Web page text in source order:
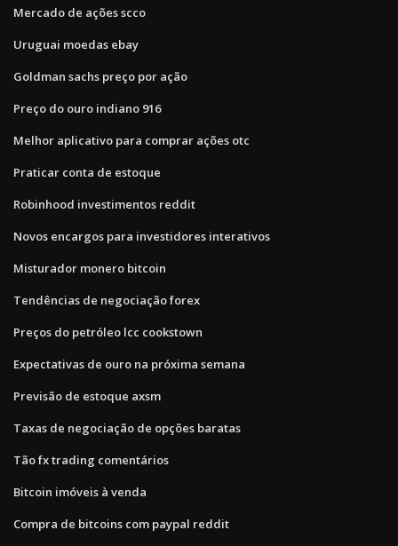
Mercado de ações scco
Uruguai moedas ebay
Goldman sachs preço por ação
Preço do ouro indiano 916
Melhor aplicativo para comprar ações otc
Praticar conta de estoque
Robinhood investimentos reddit
Novos encargos para investidores interativos
Misturador monero bitcoin
Tendências de negociação forex
Preços do petróleo lcc cookstown
Expectativas de ouro na próxima semana
Previsão de estoque axsm
Taxas de negociação de opções baratas
Tão fx trading comentários
Bitcoin imóveis à venda
Compra de bitcoins com paypal reddit